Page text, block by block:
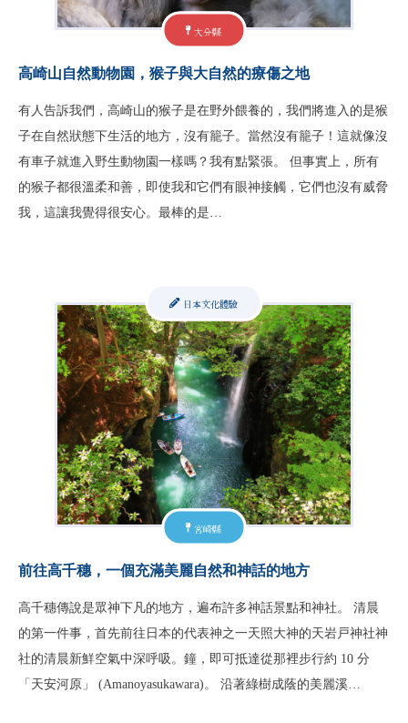
大分縣
高崎山自然動物園，猴子與大自然的療傷之地
有人告訴我們，高崎山的猴子是在野外餵養的，我們將進入的是猴
子在自然狀態下生活的地方，沒有籠子。當然沒有籠子！這就像沒
有車子就進入野生動物園一樣嗎？我有點緊張。 但事實上，所有
的猴子都很溫柔和善，即使我和它們有眼神接觸，它們也沒有威脅
我，這讓我覺得很安心。最棒的是…
宮崎縣
日本文化體驗
前往高千穗，一個充滿美麗自然和神話的地方
高千穗傳說是眾神下凡的地方，遍布許多神話景點和神社。 清晨
的第一件事，首先前往日本的代表神之一天照大神的天岩戸神社神
社的清晨新鮮空氣中深呼吸。鐘，即可抵達從那裡步行約 10 分
「天安河原」 (Amanoyasukawara)。 沿著綠樹成蔭的美麗溪…